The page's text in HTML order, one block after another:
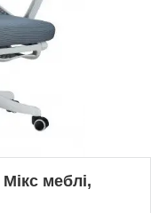
меблі,